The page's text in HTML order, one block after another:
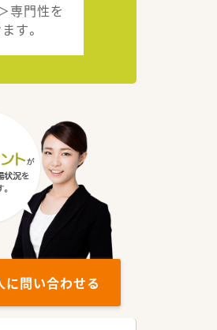
専門性を
す。
に問い合わせる